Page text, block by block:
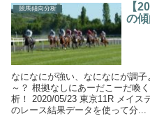
競馬傾向分析
【
の
なになにが強い、なになにが調
～？ 根拠なしにあーだこーだ喚
析！ 2020/05/23 東京11R メイス
のレース結果データを使って分...